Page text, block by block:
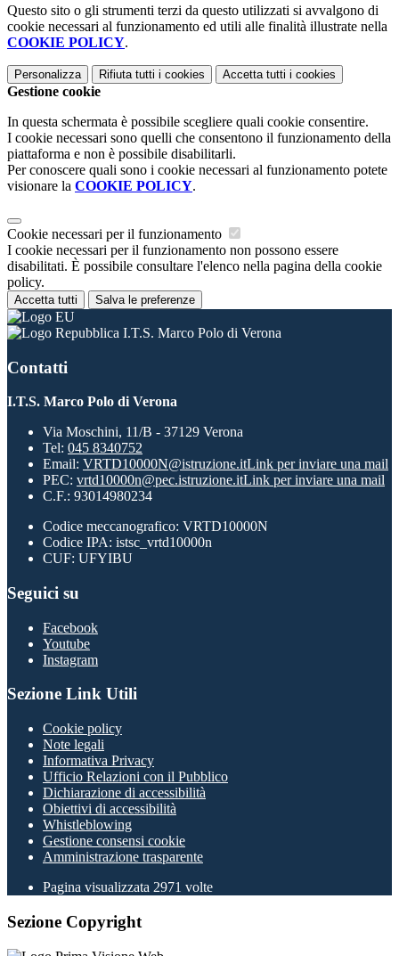
Questo sito o gli strumenti terzi da questo utilizzati si avvalgono di
cookie necessari al funzionamento ed utili alle finalità illustrate nella
COOKIE POLICY.
Personalizza Rifiuta tutti i cookies Accetta tutti i cookies
Gestione cookie
In questa schermata è possibile scegliere quali cookie consentire.
I cookie necessari sono quelli che consentono il funzionamento della
piattaforma e non è possibile disabilitarli.
Per conoscere quali sono i cookie necessari al funzionamento potete
visionare la COOKIE POLICY.
Cookie necessari per il funzionamento
I cookie necessari per il funzionamento non possono essere
disabilitati. È possibile consultare l'elenco nella pagina della cookie
policy.
Accetta tutti Salva le preferenze
I.T.S. Marco Polo di Verona
Contatti
I.T.S. Marco Polo di Verona
Via Moschini, 11/B - 37129 Verona
Tel: 045 8340752
Email: VRTD10000N@istruzione.itLink per inviare una mail
PEC: vrtd10000n@pec.istruzione.itLink per inviare una mail
C.F.: 93014980234
Codice meccanografico: VRTD10000N
Codice IPA: istsc_vrtd10000n
CUF: UFYIBU
Seguici su
Facebook
Youtube
Instagram
Sezione Link Utili
Cookie policy
Note legali
Informativa Privacy
Ufficio Relazioni con il Pubblico
Dichiarazione di accessibilità
Obiettivi di accessibilità
Whistleblowing
Gestione consensi cookie
Amministrazione trasparente
Pagina visualizzata 2971 volte
Sezione Copyright